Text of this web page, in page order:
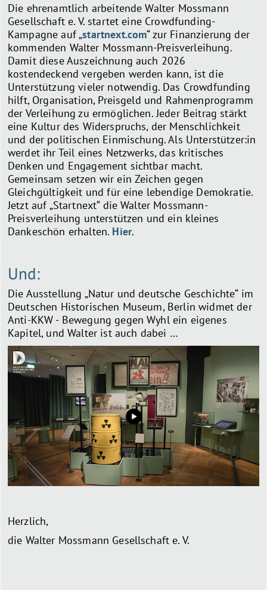
Die ehrenamtlich arbeitende Walter Mossmann
Gesellschaft e. V. startet eine Crowdfunding-
Kampagne auf „startnext.com“ zur Finanzierung der
kommenden Walter Mossmann-Preisverleihung.
Damit diese Auszeichnung auch 2026
kostendeckend vergeben werden kann, ist die
Unterstützung vieler notwendig. Das Crowdfunding
hilft, Organisation, Preisgeld und Rahmenprogramm
der Verleihung zu ermöglichen. Jeder Beitrag stärkt
eine Kultur des Widerspruchs, der Menschlichkeit
und der politischen Einmischung. Als Unterstützer:in
werdet ihr Teil eines Netzwerks, das kritisches
Denken und Engagement sichtbar macht.
Gemeinsam setzen wir ein Zeichen gegen
Gleichgültigkeit und für eine lebendige Demokratie.
Jetzt auf „Startnext“ die Walter Mossmann-
Preisverleihung unterstützen und ein kleines
Dankeschön erhalten. Hier.
Und:
Die Ausstellung „Natur und deutsche Geschichte“ im
Deutschen Historischen Museum, Berlin widmet der
Anti-KKW - Bewegung gegen Wyhl ein eigenes
Kapitel, und Walter ist auch dabei …
Herzlich,
die Walter Mossmann Gesellschaft e. V.